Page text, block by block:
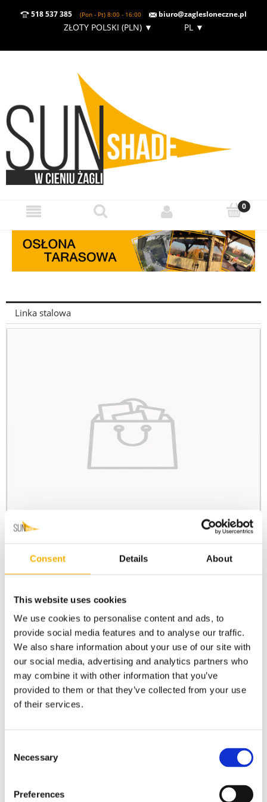
Consent Details About
This website uses cookies
We use cookies to personalise content and ads, to
provide social media features and to analyse our traffic.
We also share information about your use of our site with
our social media, advertising and analytics partners who
may combine it with other information that you’ve
provided to them or that they’ve collected from your use
of their services.
Selection
Necessary
Preferences
518 537 385 (Pon - Pt) 8:00 - 16:00 biuro@zaglesloneczne.pl
ZŁOTY POLSKI (PLN)▼ PL ▼
Linka stalowa
Cena nie zawiera ewentualnych kosztów płatności sprawdź formy dostawy
Cena:69,00 zł
szt.
do koszyka
dodaj do przechowalni
Ocena:
Kategorie: warianty
zapytaj o produkt
Koszty dostawy